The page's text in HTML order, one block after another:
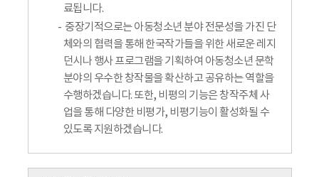
료됩니다.
중장기적으로는 아동청소년 분야 전문성을 가진 단
체와의 협력을 통해 한국작가들을 위한 새로운 레지
던시나 행사 프로그램을 기획하여 아동청소년 문학
분야의 우수한 창작물을 확산하고 공유하는 역할을
수행하겠습니다. 또한, 비평의 기능은 창작주체 사
업을 통해 다양한 비평가, 비평기능이 활성화될 수
있도록 지원하겠습니다.